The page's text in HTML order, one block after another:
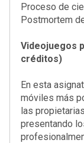
Proceso de
Postmortem
Videojuegos
créditos)
En esta
móviles más
las
presentando